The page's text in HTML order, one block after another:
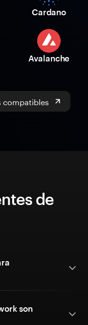
Cardano
Avalanche
compatibles
de
son